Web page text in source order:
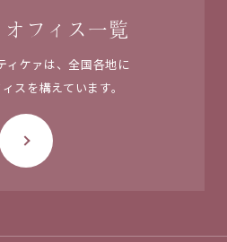
フィス一覧
ケァは、 全国各地に
スを構えています。